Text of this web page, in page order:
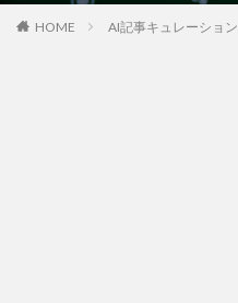
HOME AI記事キュレーション